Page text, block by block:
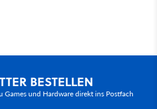
BESTELLEN
Games und Hardware direkt ins Postfach